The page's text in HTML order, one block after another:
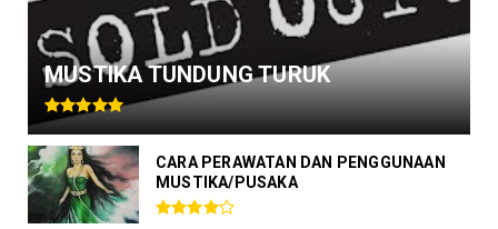
MUSTIKA TUNDUNG TURUK
CARA PERAWATAN DAN PENGGUNAAN
MUSTIKA/PUSAKA